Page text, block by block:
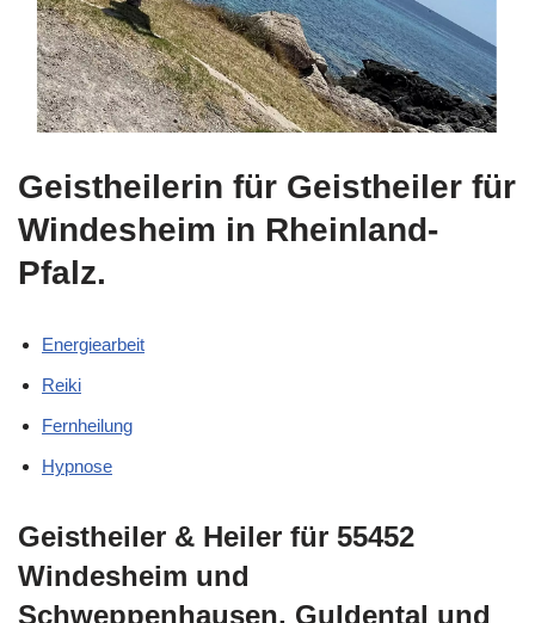
Geistheilerin für Geistheiler für
Windesheim in Rheinland-
Pfalz.
Energiearbeit
Reiki
Fernheilung
Hypnose
Geistheiler & Heiler für 55452
Windesheim und
Schweppenhausen, Guldental und